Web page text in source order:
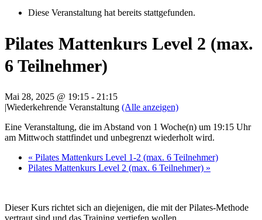
Diese Veranstaltung hat bereits stattgefunden.
Pilates Mattenkurs Level 2 (max.
6 Teilnehmer)
Mai 28, 2025 @ 19:15 - 21:15
|Wiederkehrende Veranstaltung (Alle anzeigen)
Eine Veranstaltung, die im Abstand von 1 Woche(n) um 19:15 Uhr
am Mittwoch stattfindet und unbegrenzt wiederholt wird.
« Pilates Mattenkurs Level 1-2 (max. 6 Teilnehmer)
Pilates Mattenkurs Level 2 (max. 6 Teilnehmer) »
Dieser Kurs richtet sich an diejenigen, die mit der Pilates-Methode
vertraut sind und das Training vertiefen wollen.